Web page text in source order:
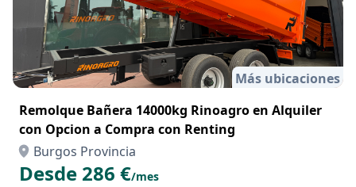
Más ubicaciones
Remolque Bañera 14000kg Rinoagro en Alquiler
con Opcion a Compra con Renting
Burgos Provincia
Desde 286 €/mes